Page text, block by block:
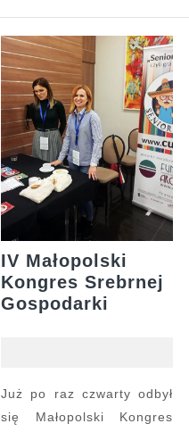
IV Małopolski
Kongres Srebrnej
Gospodarki
Już po raz czwarty odbył
się Małopolski Kongres